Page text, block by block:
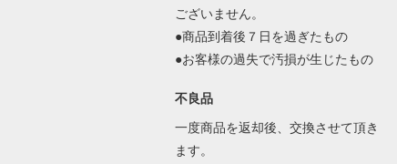
ございません。
●商品到着後７日を過ぎたもの
●お客様の過失で汚損が生じたもの
不良品
一度商品を返却後、交換させて頂き
ます。